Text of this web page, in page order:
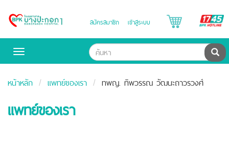
Bangpakok
สมัครสมาชิก เข้าสู่ระบบ
Toggle
ค้น
หน้าหลัก แพทย์ของเรา ทพญ. ทิพวรรณ วัฒนะถาวรวงศ์
แพทย์ของเรา